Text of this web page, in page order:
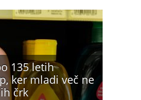
135 letih
ker mladi več ne
črk